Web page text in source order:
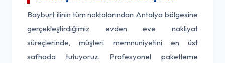
Bayburt ilinin tüm noktalarından Antalya bölgesine
gerçekleştirdiğimiz evden eve nakliyat
süreçlerinde, müşteri memnuniyetini en üst
safhada tutuyoruz. Profesyonel paketleme